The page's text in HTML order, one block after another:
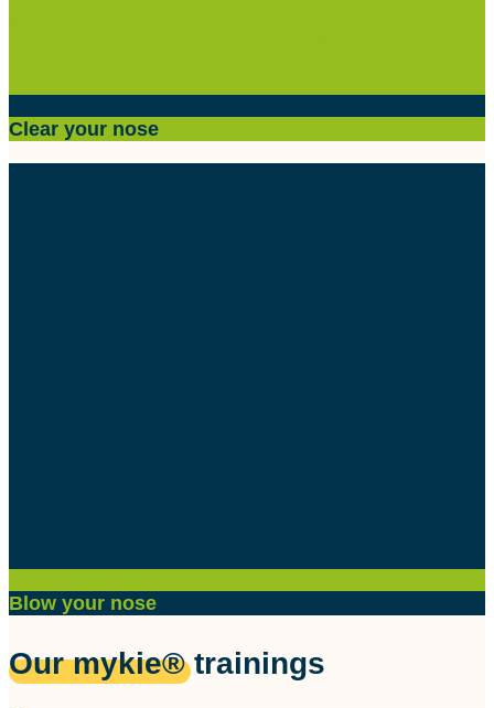
Clear your nose
Blow your nose
Our mykie® trainings